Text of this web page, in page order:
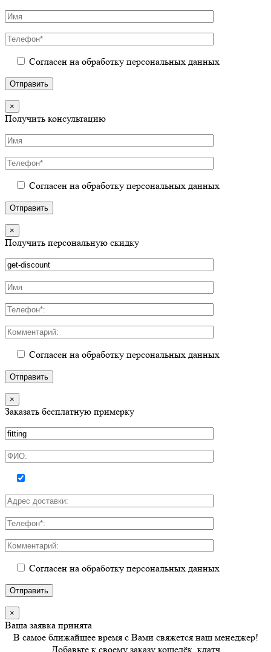
Согласен на обработку персональных данных
×
Получить консультацию
Согласен на обработку персональных данных
×
Получить персональную скидку
Согласен на обработку персональных данных
×
Заказать бесплатную примерку
Согласен на обработку персональных данных
×
Ваша заявка принята
В самое ближайшее время с Вами свяжется наш менеджер!
Добавьте к своему заказу кошелёк, клатч